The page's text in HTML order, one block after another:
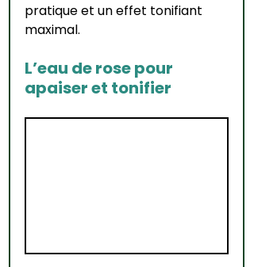
pratique et un effet tonifiant
maximal.
L’eau de rose pour
apaiser et tonifier